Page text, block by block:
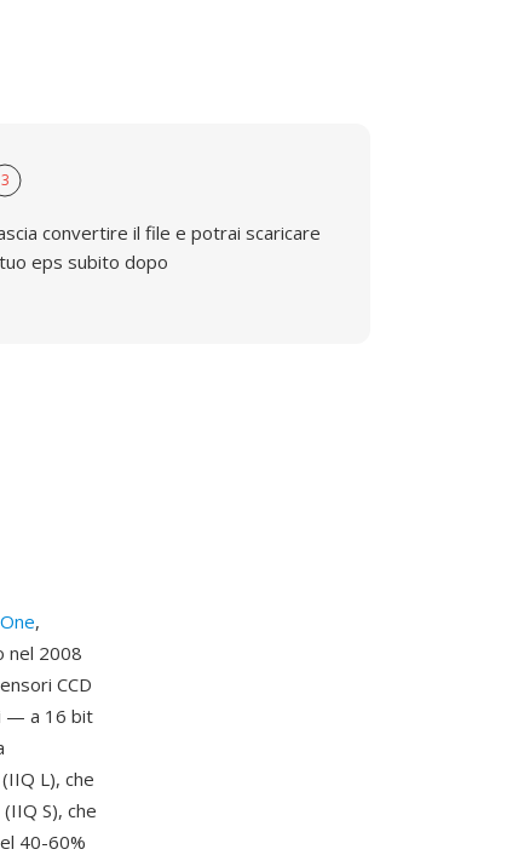
3
convertire il file e potrai scaricare
eps subito dopo
,
nel 2008
CCD
— a 16 bit
L), che
S), che
40-60%